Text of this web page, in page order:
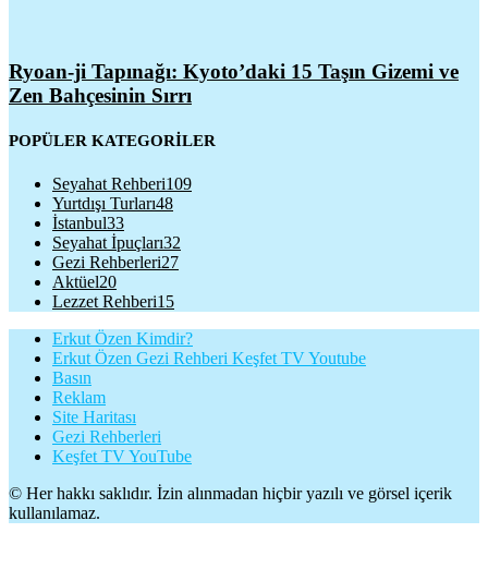
Ryoan-ji Tapınağı: Kyoto’daki 15 Taşın Gizemi ve
Zen Bahçesinin Sırrı
POPÜLER KATEGORİLER
Seyahat Rehberi109
Yurtdışı Turları48
İstanbul33
Seyahat İpuçları32
Gezi Rehberleri27
Aktüel20
Lezzet Rehberi15
Erkut Özen Kimdir?
Erkut Özen Gezi Rehberi Keşfet TV Youtube
Basın
Reklam
Site Haritası
Gezi Rehberleri
Keşfet TV YouTube
© Her hakkı saklıdır. İzin alınmadan hiçbir yazılı ve görsel içerik
kullanılamaz.